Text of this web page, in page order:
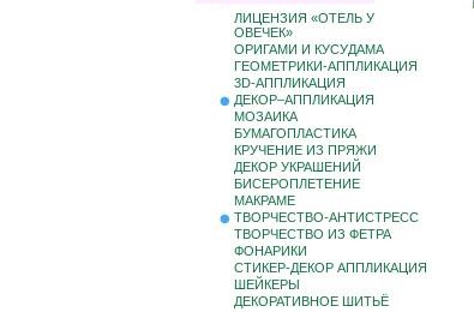
ЛИЦЕНЗИЯ «ОТЕЛЬ У
ОВЕЧЕК»
ОРИГАМИ И КУСУДАМА
ГЕОМЕТРИКИ-АППЛИКАЦИЯ
3D-АППЛИКАЦИЯ
ДЕКОР–АППЛИКАЦИЯ
МОЗАИКА
БУМАГОПЛАСТИКА
КРУЧЕНИЕ ИЗ ПРЯЖИ
ДЕКОР УКРАШЕНИЙ
БИCЕРОПЛЕТЕНИЕ
МАКРАМЕ
ТВОРЧЕСТВО-АНТИСТРЕСС
ТВОРЧЕСТВО ИЗ ФЕТРА
ФОНАРИКИ
СТИКЕР-ДЕКОР АППЛИКАЦИЯ
ШЕЙКЕРЫ
ДЕКОРАТИВНОЕ ШИТЬЁ